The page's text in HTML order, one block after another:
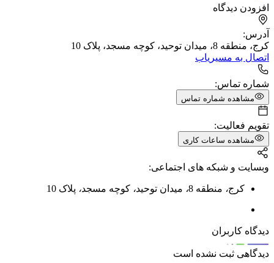
افزودن دیدگاه
آدرس:
کرج، منطقه 8، میدان توحید، کوچه مسجد، پلاک 10
اتصال به مسیریاب
شماره تماس:
مشاهده شماره تماس
تقویم فعالیت:
مشاهده ساعات کاری
وبسایت و شبکه های اجتماعی:
کرج، منطقه 8 ، میدان توحید، کوچه مسجد، پلاک 10
دیدگاه کاربران
دیدگاهی ثبت نشده است